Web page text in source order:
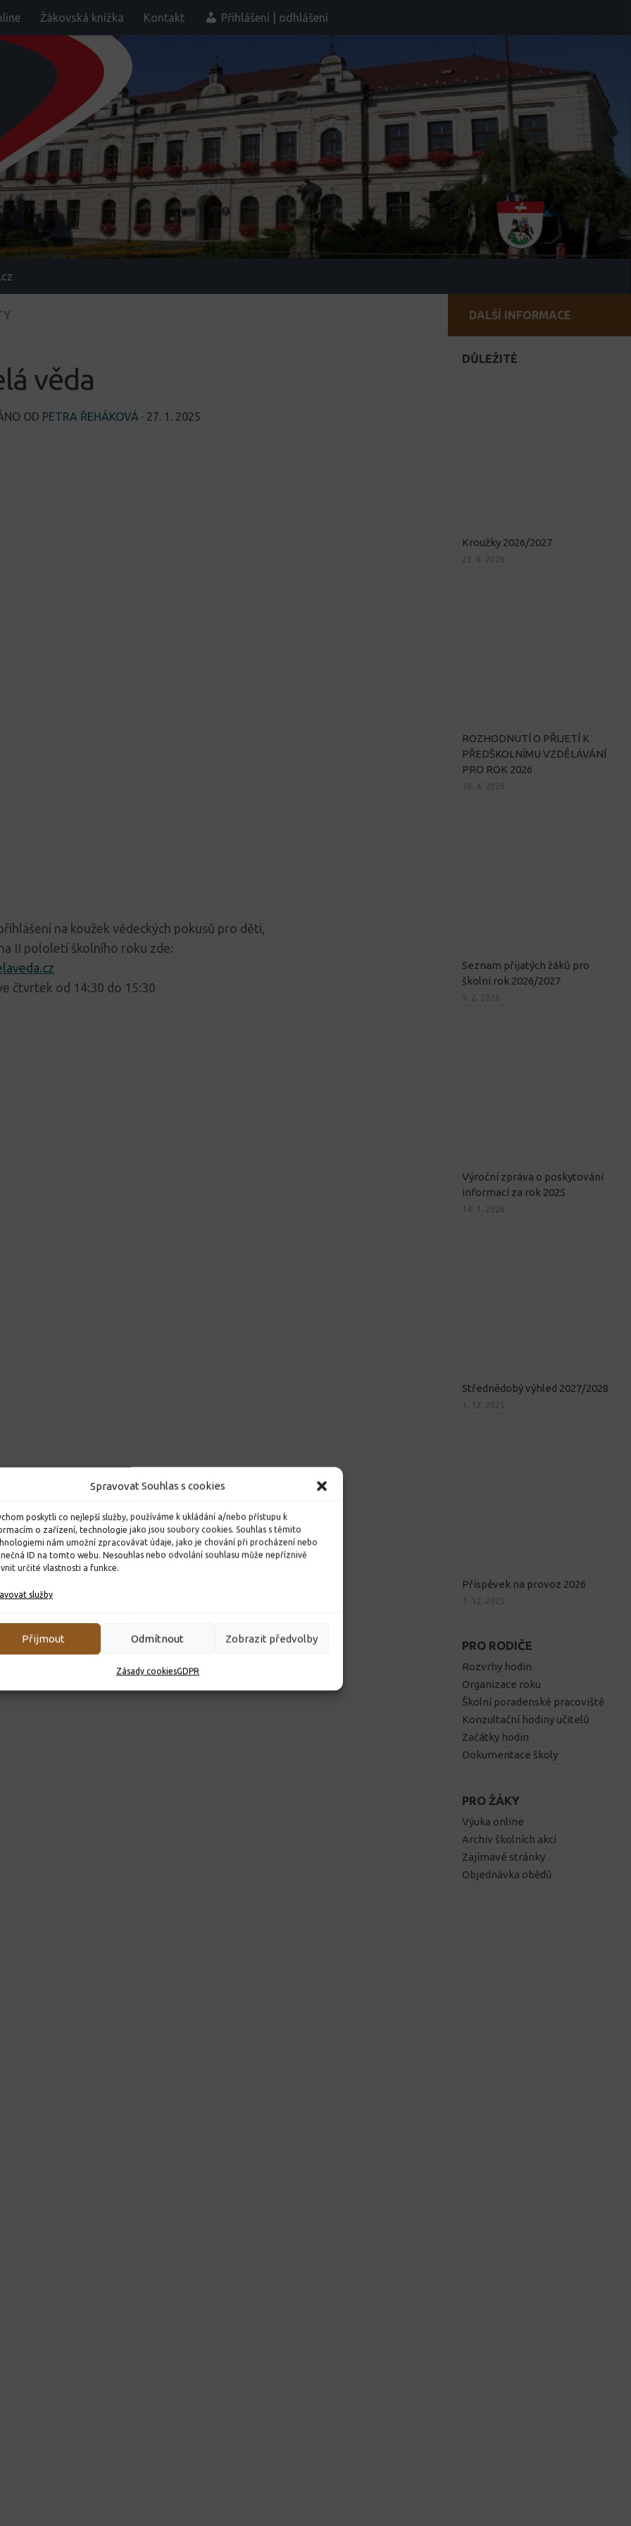
Spravovat Souhlas s cookies
poskytli co nejlepší služby, používáme k ukládání a/nebo přístupu k
o zařízení, technologie jako jsou soubory cookies. Souhlas s těmito
nám umožní zpracovávat údaje, jako je chování při procházení nebo
ID na tomto webu. Nesouhlas nebo odvolání souhlasu může nepříznivě
určité vlastnosti a funkce.
služby
Přijmout Odmítnout Zobrazit předvolby
Zásady cookiesGDPR
Žákovská knížka Kontakt Přihlášení | odhlášení
věda
OD PETRA ŘEHÁKOVÁ · 27. 1. 2025
na koužek vědeckých pokusů pro děti,
II pololetí školního roku zde:
čtvrtek od 14:30 do 15:30
DALŠÍ INFORMACE
DŮLEŽITÉ
Kroužky 2026/2027
23. 6. 2026
ROZHODNUTÍ O PŘIJETÍ K
PŘEDŠKOLNÍMU VZDĚLÁVÁNÍ
PRO ROK 2026
10. 4. 2026
Seznam přijatých žáků pro
školní rok 2026/2027
5. 2. 2026
Výroční zpráva o poskytování
informací za rok 2025
14. 1. 2026
Střednědobý výhled 2027/2028
1. 12. 2025
Příspěvek na provoz 2026
1. 12. 2025
PRO RODIČE
Rozvrhy hodin
Organizace roku
Školní poradenské pracoviště
Konzultační hodiny učitelů
Začátky hodin
Dokumentace školy
PRO ŽÁKY
Výuka online
Archiv školních akcí
Zajímavé stránky
Objednávka obědů